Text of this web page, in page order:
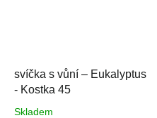
svíčka s vůní – Eukalyptus
- Kostka 45
Skladem